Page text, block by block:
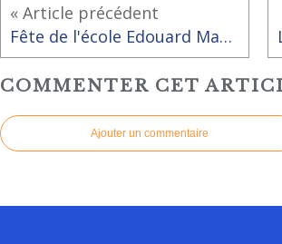
« Article précédent
Fête de l'école Edouard Manceau de Rai vendredi 24 juin 2022
COMMENTER CET
Ajouter un commentaire